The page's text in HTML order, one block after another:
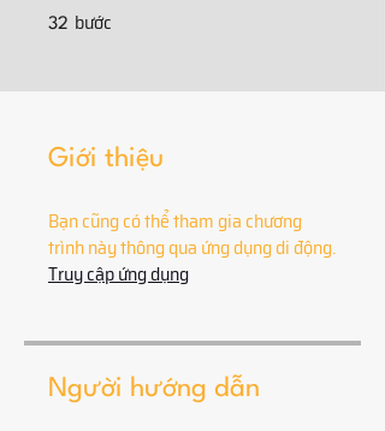
32 bước
Giới thiệu
Bạn cũng có thể tham gia chương
trình này thông qua ứng dụng di động.
Truy cập ứng dụng
Người hướng dẫn